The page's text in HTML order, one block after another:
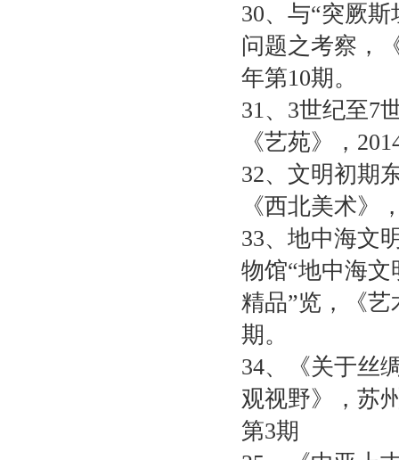
30、与“突厥
问题之考察，
年第10期。
31、 3世纪至7
《艺苑》，
32、文明初期
《西北美术》
33、地中海文
物馆“地中海文
精品”览，《
期。
34、《关于丝
观视野》，苏
第3期